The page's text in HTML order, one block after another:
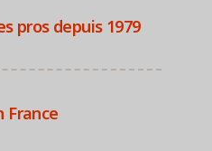
pros depuis 1979
France